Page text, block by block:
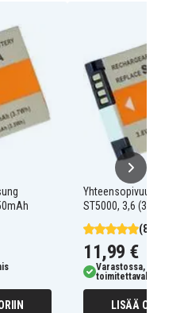
Yhteensopivuus
ST5000, 3,6 (3,7)V,
(8)
11,99 €
Varastossa, heti
toimitettavaksi
LISÄÄ